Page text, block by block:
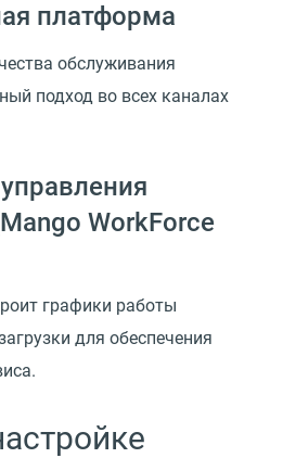
платформа
обслуживания
подход во всех каналах
WorkForce
графики работы
для обеспечения